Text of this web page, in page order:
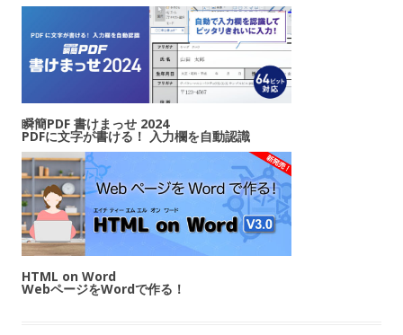
瞬簡PDF 書けまっせ 2024
PDFに文字が書ける！ 入力欄を自動認識
HTML on Word
WebページをWordで作る！